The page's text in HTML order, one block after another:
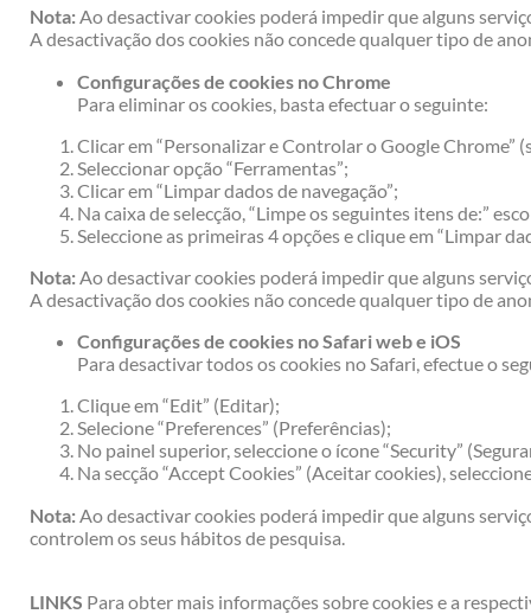
Nota:Ao desactivar cookies poderá impedir que alguns
A desactivação dos cookies não concede qualquer tipo de
Configurações de cookies no Chrome
Para eliminar os cookies, basta efectuar o seguinte:
Clicar em “Personalizar e Controlar o Google Chrome”
Seleccionar opção “Ferramentas”;
Clicar em “Limpar dados de navegação”;
Na caixa de selecção, “Limpe os seguintes itens de:”
Seleccione as primeiras 4 opções e clique em “Limpar
Nota:Ao desactivar cookies poderá impedir que alguns
A desactivação dos cookies não concede qualquer tipo de
Configurações de cookies no Safari web e iOS
Para desactivar todos os cookies no Safari, efectue o
Clique em “Edit” (Editar);
Selecione “Preferences” (Preferências);
No painel superior, seleccione o ícone “Security”
Na secção “Accept Cookies” (Aceitar cookies),
Nota: Ao desactivar cookies poderá impedir que alguns
controlem os seus hábitos de pesquisa.
LINKS Para obter mais informações sobre cookies e a